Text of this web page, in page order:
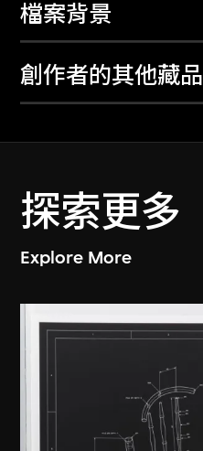
檔案背景
創作者的其他藏品
探索更多
Explore More